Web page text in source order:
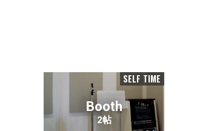
SELF TIME
Booth
2帖